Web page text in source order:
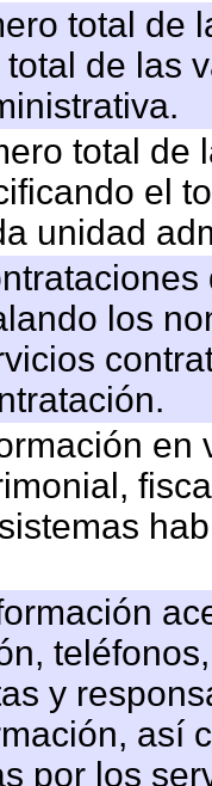
total de
de las
total de
el
unidad
los
y
así
por los